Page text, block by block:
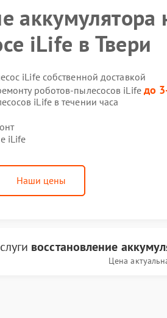
аккумулятора
iLife в Твери
iLife собственной доставкой
роботов-пылесосов iLife до
iLife в течении часа
iLife
Наши цены
восстановление
Цена